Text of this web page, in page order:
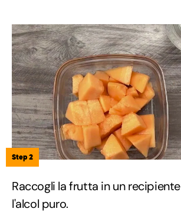
Step 2
Raccogli la frutta in un recipiente
l'alcol puro.